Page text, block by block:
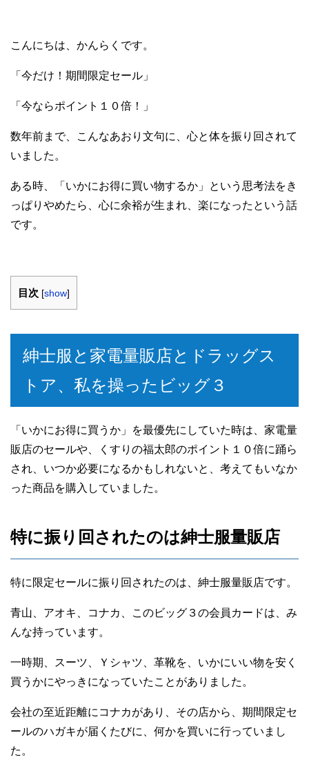
こんにちは、かんらくです。
「今だけ！期間限定セール」
「今ならポイント１０倍！」
数年前まで、こんなあおり文句に、心と体を振り回されて
いました。
ある時、「いかにお得に買い物するか」という思考法をき
っぱりやめたら、心に余裕が生まれ、楽になったという話
です。
目次 [show]
紳士服と家電量販店とドラッグス
トア、私を操ったビッグ３
「いかにお得に買うか」を最優先にしていた時は、家電量
販店のセールや、くすりの福太郎のポイント１０倍に踊ら
され、いつか必要になるかもしれないと、考えてもいなか
った商品を購入していました。
特に振り回されたのは紳士服量販店
特に限定セールに振り回されたのは、紳士服量販店です。
青山、アオキ、コナカ、このビッグ３の会員カードは、み
んな持っています。
一時期、スーツ、Ｙシャツ、革靴を、いかにいい物を安く
買うかにやっきになっていたことがありました。
会社の至近距離にコナカがあり、その店から、期間限定セ
ールのハガキが届くたびに、何かを買いに行っていまし
た。